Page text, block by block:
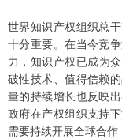
世界知识产权组织总
十分重要。在当今竞
力，知识产权已成为
破性技术、值得信赖
量的持续增长也反映
政府在产权组织支持
需要持续开展全球合作